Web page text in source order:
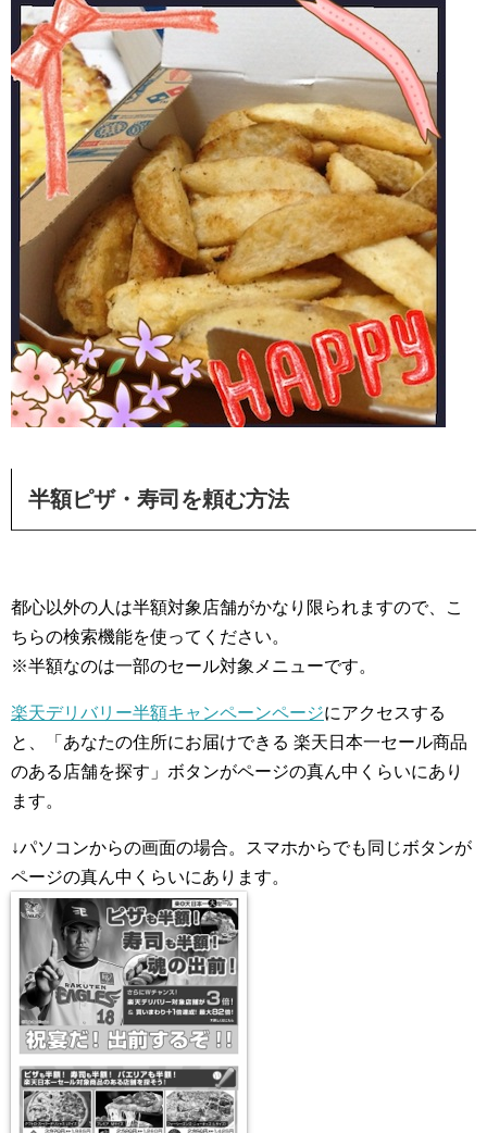
半額ピザ・寿司を頼む方法
都心以外の人は半額対象店舗がかなり限られますので、こ
ちらの検索機能を使ってください。
※半額なのは一部のセール対象メニューです。
楽天デリバリー半額キャンペーンページにアクセスする
と、「あなたの住所にお届けできる 楽天日本一セール商品
のある店舗を探す」ボタンがページの真ん中くらいにあり
ます。
↓パソコンからの画面の場合。スマホからでも同じボタンが
ページの真ん中くらいにあります。